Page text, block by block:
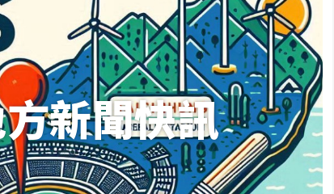
新聞快訊